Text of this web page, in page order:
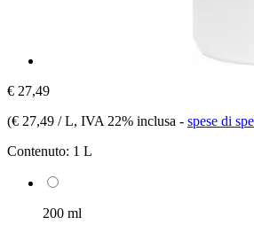
€ 27,49
(€ 27,49 / L, IVA 22% inclusa - spese di
Contenuto: 1 L
200 ml